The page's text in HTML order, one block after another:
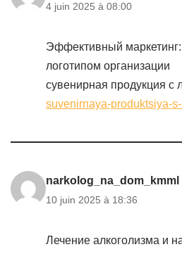
4 juin 2025 à 08:00
Эффективный
логотипом организации
сувенирная продукция с
suvenirnaya-produktsiya-
narkolog_na_dom_kmml
10 juin 2025 à 18:36
Лечение алкоголизма и